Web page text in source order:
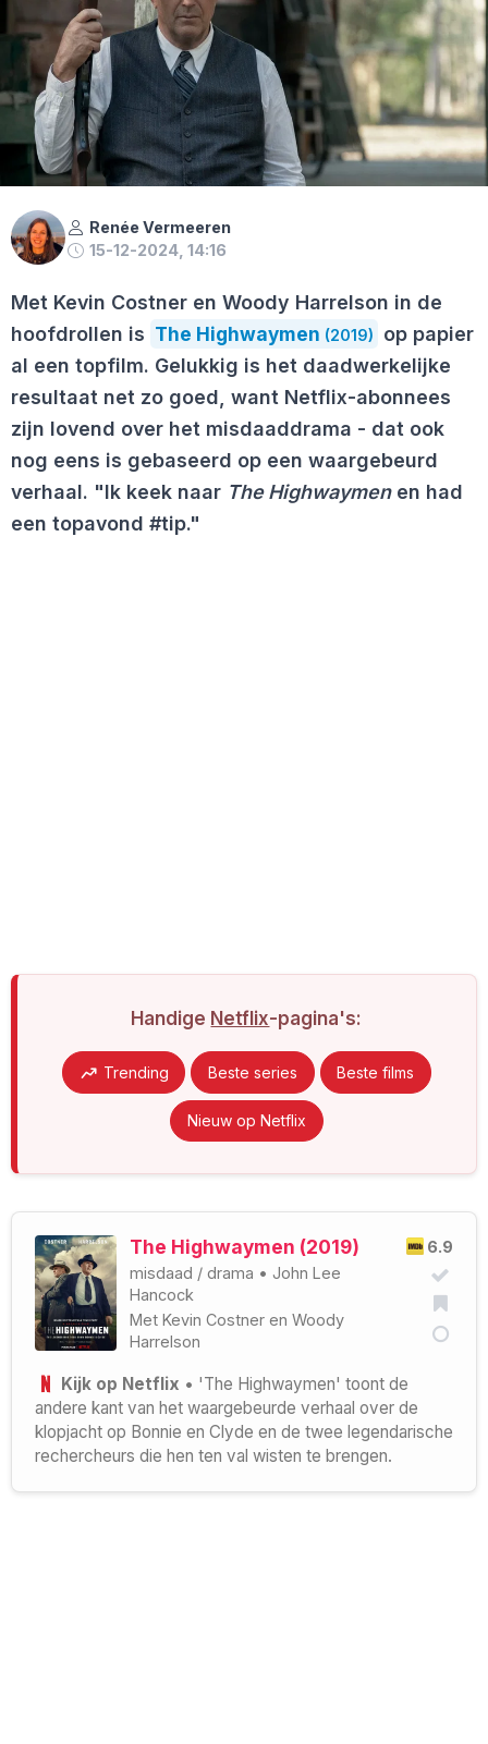
Renée Vermeeren
15-12-2024, 14:16
Met Kevin Costner en Woody Harrelson in de
hoofdrollen is The Highwaymen (2019)
op papier
al een topfilm. Gelukkig is het daadwerkelijke
resultaat net zo goed, want Netflix-abonnees
zijn lovend over het misdaaddrama - dat ook
nog eens is gebaseerd op een waargebeurd
verhaal. "Ik keek naar The Highwaymenen had
een topavond #tip."
Handige Netflix-pagina's:
Trending Beste series Beste films
Nieuw op Netflix
6.9
The Highwaymen (2019)
misdaad / drama • John Lee
Hancock
Met Kevin Costner en Woody
Harrelson
Kijk op Netflix • 'The Highwaymen' toont de
andere kant van het waargebeurde verhaal over de
klopjacht op Bonnie en Clyde en de twee legendarische
rechercheurs die hen ten val wisten te brengen.